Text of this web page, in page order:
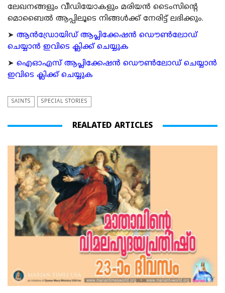
ലേഖനങ്ങളും വീഡിയോകളും മരിയന്‍ ടൈംസിന്റെ
മൊബൈല്‍ ആപ്പിലൂടെ നിങ്ങള്‍ക്ക് നേരിട്ട് ലഭിക്കും.
➤ ആന്‍ഡ്രോയിഡ് ആപ്ലിക്കേഷന്‍ ഡൌണ്‍ലോഡ്
ചെയ്യാന്‍ ഇവിടെ ക്ലിക്ക് ചെയ്യുക
➤ ഐഓഎസ് ആപ്ലിക്കേഷന്‍ ഡൌണ്‍ലോഡ് ചെയ്യാന്‍
ഇവിടെ ക്ലിക്ക് ചെയ്യുക
SAINTS SPECIAL STORIES
REALATED ARTICLES